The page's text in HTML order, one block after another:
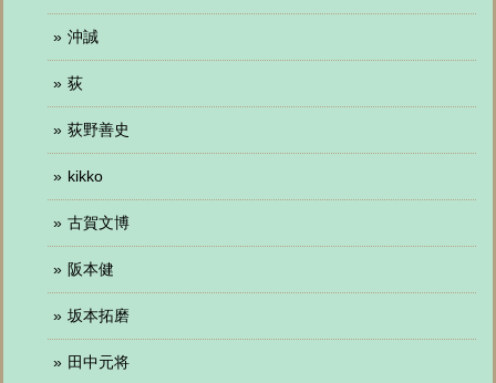
沖誠
荻
荻野善史
kikko
古賀文博
阪本健
坂本拓磨
田中元将